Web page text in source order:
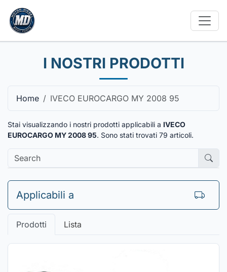
I NOSTRI PRODOTTI
Home IVECO EUROCARGO MY 2008 95
Stai visualizzando i nostri prodotti applicabili a IVECO
EUROCARGO MY 2008 95. Sono stati trovati 79 articoli.
Applicabili a
Prodotti Lista